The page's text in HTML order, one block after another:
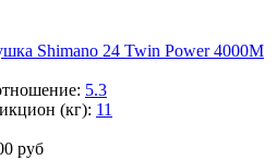
Shimano 24 Twin Power 4000M
5.3
(кг): 11
руб